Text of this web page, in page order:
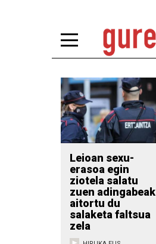
Leioan sexu-
erasoa egin
ziotela salatu
zuen adingabeak
aitortu du
salaketa faltsua
zela